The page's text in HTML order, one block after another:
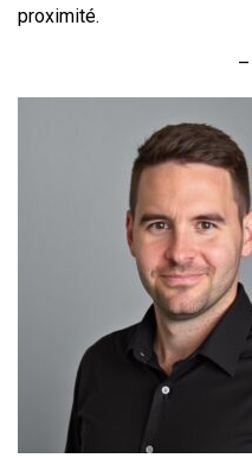
proximité.